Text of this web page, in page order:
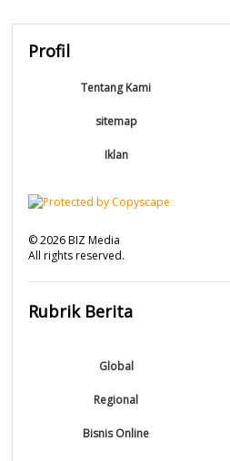
Profil
Tentang Kami
sitemap
Iklan
©2026BIZ Media
All rights reserved.
Rubrik Berita
Global
Regional
Bisnis Online